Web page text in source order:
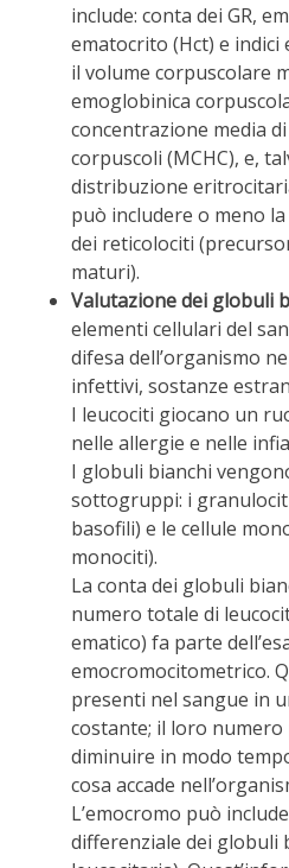
include: conta dei GR,
ematocrito (Hct) e
il volume corpuscolare
emoglobinica
concentrazione media
corpuscoli (MCHC), e,
distribuzione
può includere o meno
dei reticolociti
maturi).
Valutazione dei globuli
elementi cellulari del
difesa dell’organismo
infettivi, sostanze
I leucociti giocano un
nelle allergie e nelle
I globuli bianchi
sottogruppi: i
basofili) e le cellule
monociti).
La conta dei globuli
numero totale di
ematico) fa parte
emocromocitometrico.
presenti nel sangue in
costante; il loro
diminuire in modo
cosa accade
L’emocromo può
differenziale dei globuli